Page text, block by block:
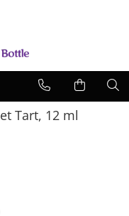
Tart, 12 ml